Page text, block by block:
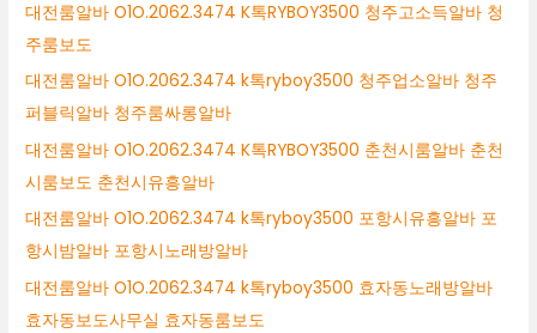
대전룸알바 O1O.2062.3474 K톡RYBOY3500 청주고소득알바 청
주룸보도
대전룸알바 O1O.2062.3474 k톡ryboy3500 청주업소알바 청주
퍼블릭알바 청주룸싸롱알바
대전룸알바 O1O.2062.3474 K톡RYBOY3500 춘천시룸알바 춘천
시룸보도 춘천시유흥알바
대전룸알바 O1O.2062.3474 k톡ryboy3500 포항시유흥알바 포
항시밤알바 포항시노래방알바
대전룸알바 O1O.2062.3474 k톡ryboy3500 효자동노래방알바
효자동보도사무실 효자동룸보도